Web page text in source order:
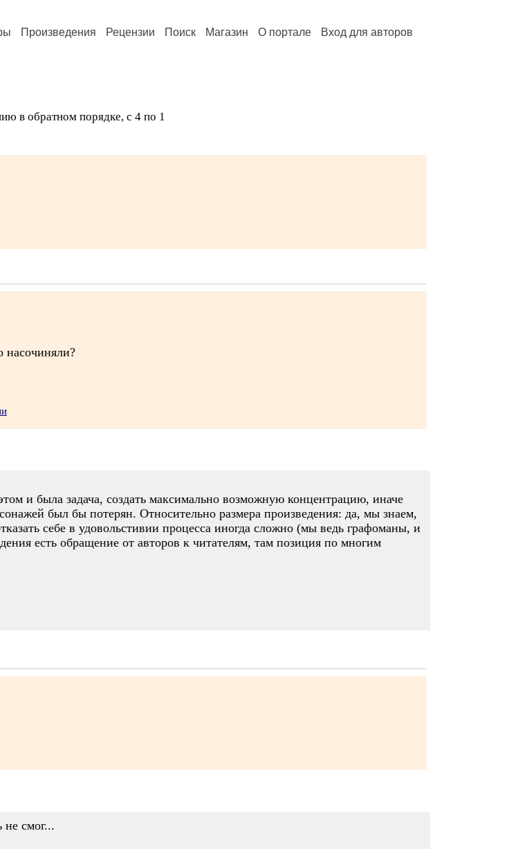
Произведения Рецензии Поиск Магазин О портале Вход для авторов
в обратном порядке, с 4 по 1
насочиняли?
и была задача, создать максимально возможную концентрацию, иначе
был бы потерян. Относительно размера произведения: да, мы знаем,
себе в удовольстивии процесса иногда сложно (мы ведь графоманы, и
есть обращение от авторов к читателям, там позиция по многим
не смог...